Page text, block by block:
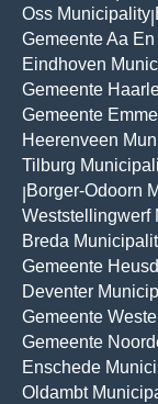
Oss Municipality
Gemeente Aa
Eindhoven
Gemeente
Gemeente
Heerenveen
Tilburg
Borger-Odoorn
Weststellingwerf
Breda
Gemeente
Deventer
Gemeente
Gemeente
Enschede
Oldambt